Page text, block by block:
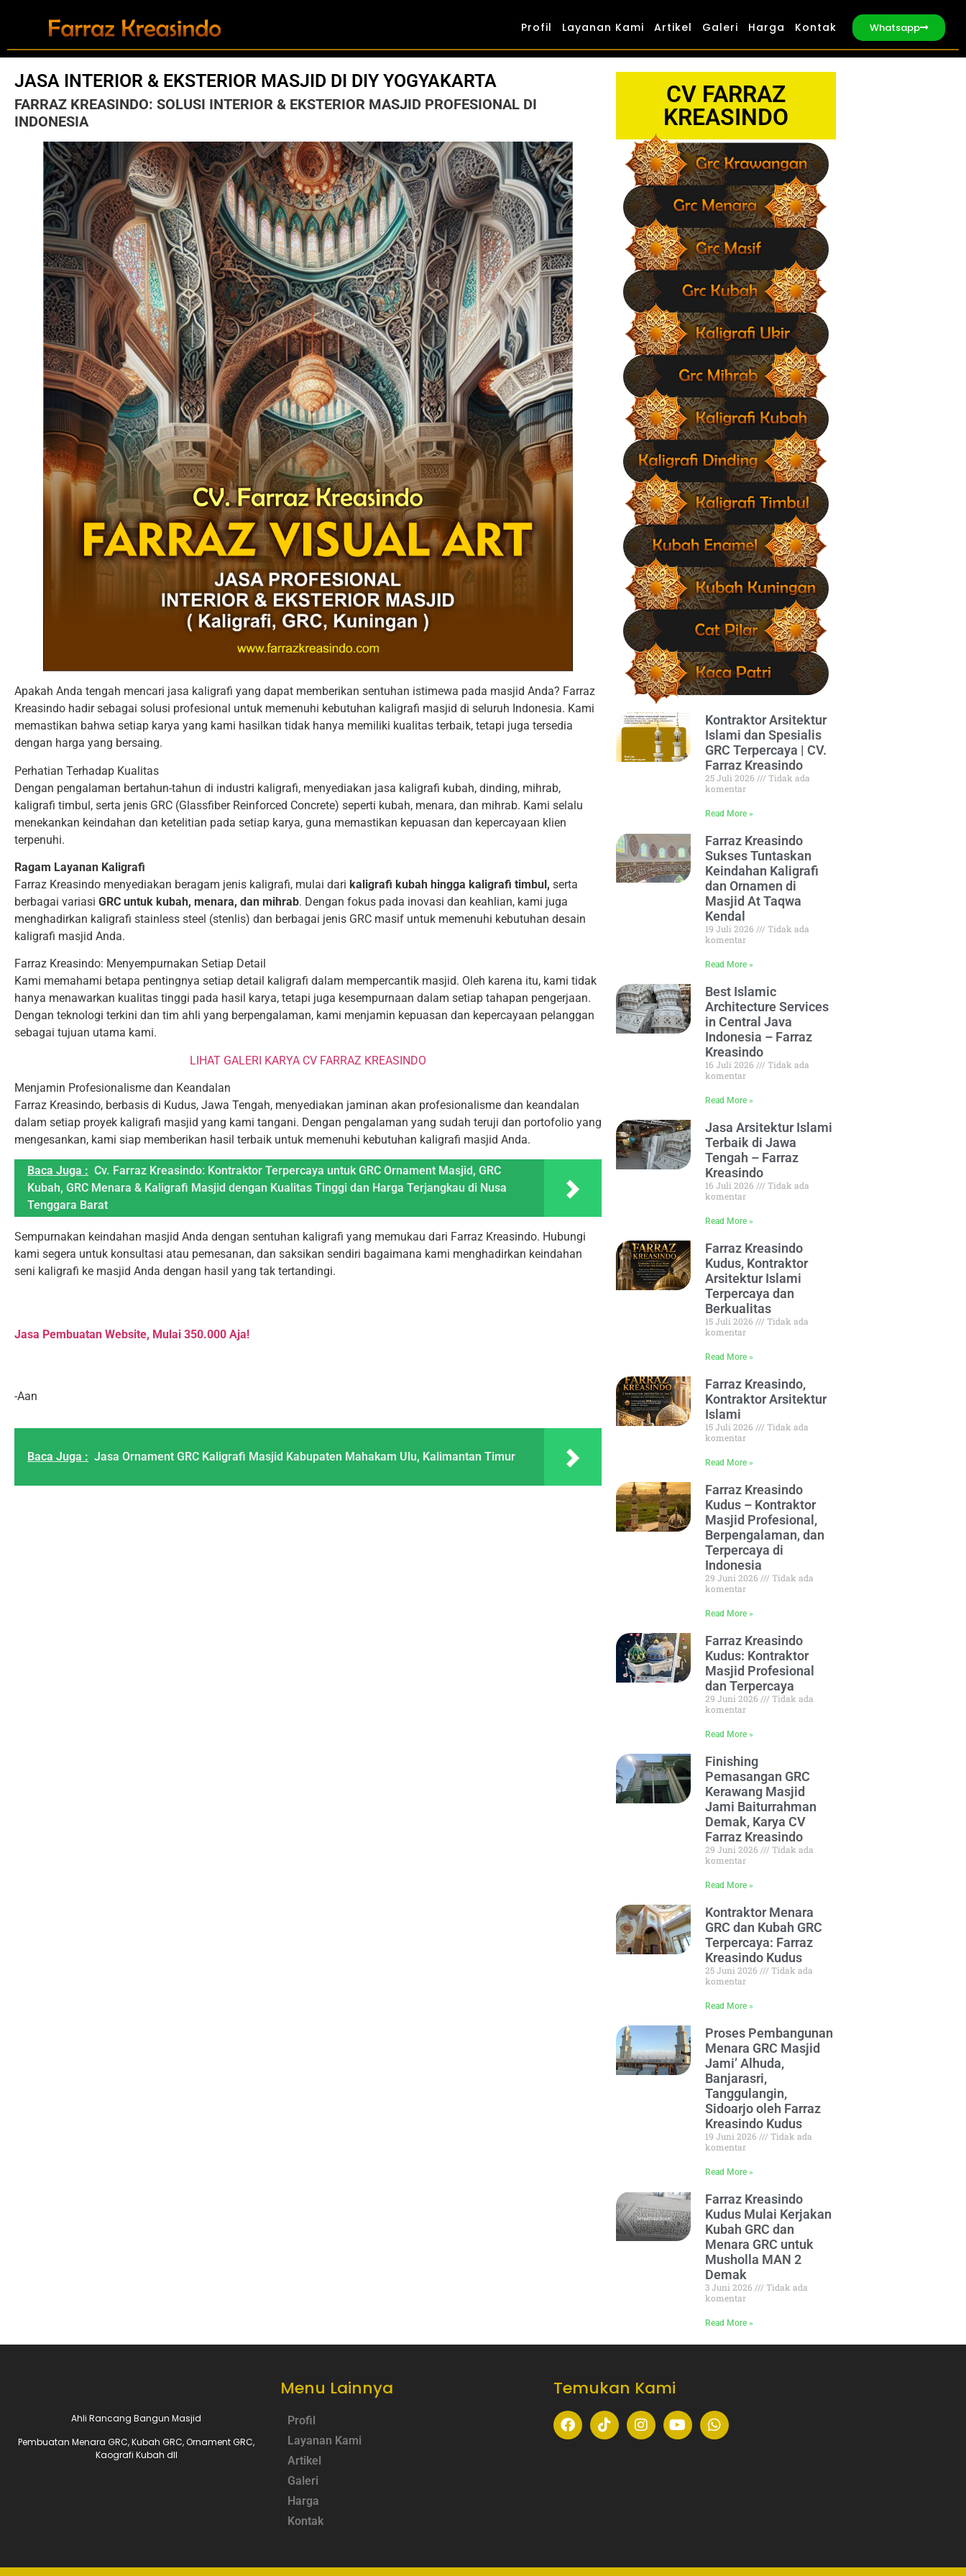
Profil Layanan Kami Artikel Galeri Harga Kontak Whatsapp
JASA INTERIOR & EKSTERIOR MASJID DI DIY YOGYAKARTA
FARRAZ KREASINDO: SOLUSI INTERIOR & EKSTERIOR MASJID PROFESIONAL DI
INDONESIA
Apakah Anda tengah mencari jasa kaligrafi yang dapat memberikan sentuhan istimewa pada masjid Anda? Farraz
Kreasindo hadir sebagai solusi profesional untuk memenuhi kebutuhan kaligrafi masjid di seluruh Indonesia. Kami
memastikan bahwa setiap karya yang kami hasilkan tidak hanya memiliki kualitas terbaik, tetapi juga tersedia
dengan harga yang bersaing.
Perhatian Terhadap Kualitas
Dengan pengalaman bertahun-tahun di industri kaligrafi, menyediakan jasa kaligrafi kubah, dinding, mihrab,
kaligrafi timbul, serta jenis GRC (Glassfiber Reinforced Concrete) seperti kubah, menara, dan mihrab. Kami selalu
menekankan keindahan dan ketelitian pada setiap karya, guna memastikan kepuasan dan kepercayaan klien
terpenuhi.
Ragam Layanan Kaligrafi
Farraz Kreasindo menyediakan beragam jenis kaligrafi, mulai dari kaligrafi kubah hingga kaligrafi timbul, serta
berbagai variasi GRC untuk kubah, menara, dan mihrab. Dengan fokus pada inovasi dan keahlian, kami juga
menghadirkan kaligrafi stainless steel (stenlis) dan berbagai jenis GRC masif untuk memenuhi kebutuhan desain
kaligrafi masjid Anda.
Farraz Kreasindo: Menyempurnakan Setiap Detail
Kami memahami betapa pentingnya setiap detail kaligrafi dalam mempercantik masjid. Oleh karena itu, kami tidak
hanya menawarkan kualitas tinggi pada hasil karya, tetapi juga kesempurnaan dalam setiap tahapan pengerjaan.
Dengan teknologi terkini dan tim ahli yang berpengalaman, kami menjamin kepuasan dan kepercayaan pelanggan
sebagai tujuan utama kami.
LIHAT GALERI KARYA CV FARRAZ KREASINDO
Menjamin Profesionalisme dan Keandalan
Farraz Kreasindo, berbasis di Kudus, Jawa Tengah, menyediakan jaminan akan profesionalisme dan keandalan
dalam setiap proyek kaligrafi masjid yang kami tangani. Dengan pengalaman yang sudah teruji dan portofolio yang
mengesankan, kami siap memberikan hasil terbaik untuk memenuhi kebutuhan kaligrafi masjid Anda.
Baca Juga : Cv. Farraz Kreasindo: Kontraktor Terpercaya untuk GRC Ornament Masjid, GRC
Kubah, GRC Menara & Kaligrafi Masjid dengan Kualitas Tinggi dan Harga Terjangkau di Nusa
Tenggara Barat
Sempurnakan keindahan masjid Anda dengan sentuhan kaligrafi yang memukau dari Farraz Kreasindo. Hubungi
kami segera untuk konsultasi atau pemesanan, dan saksikan sendiri bagaimana kami menghadirkan keindahan
seni kaligrafi ke masjid Anda dengan hasil yang tak tertandingi.
Jasa Pembuatan Website, Mulai 350.000 Aja!
-Aan
Baca Juga : Jasa Ornament GRC Kaligrafi Masjid Kabupaten Mahakam Ulu, Kalimantan Timur
CV FARRAZ
KREASINDO
Kontraktor Arsitektur
Islami dan Spesialis
GRC Terpercaya | CV.
Farraz Kreasindo
25 Juli 2026
Tidak ada
komentar
Read More »
Farraz Kreasindo
Sukses Tuntaskan
Keindahan Kaligrafi
dan Ornamen di
Masjid At Taqwa
Kendal
19 Juli 2026
Tidak ada
komentar
Read More »
Best Islamic
Architecture Services
in Central Java
Indonesia – Farraz
Kreasindo
16 Juli 2026
Tidak ada
komentar
Read More »
Jasa Arsitektur Islami
Terbaik di Jawa
Tengah – Farraz
Kreasindo
16 Juli 2026
Tidak ada
komentar
Read More »
Farraz Kreasindo
Kudus, Kontraktor
Arsitektur Islami
Terpercaya dan
Berkualitas
15 Juli 2026
Tidak ada
komentar
Read More »
Farraz Kreasindo,
Kontraktor Arsitektur
Islami
15 Juli 2026
Tidak ada
komentar
Read More »
Farraz Kreasindo
Kudus – Kontraktor
Masjid Profesional,
Berpengalaman, dan
Terpercaya di
Indonesia
29 Juni 2026
Tidak ada
komentar
Read More »
Farraz Kreasindo
Kudus: Kontraktor
Masjid Profesional
dan Terpercaya
29 Juni 2026
Tidak ada
komentar
Read More »
Finishing
Pemasangan GRC
Kerawang Masjid
Jami Baiturrahman
Demak, Karya CV
Farraz Kreasindo
29 Juni 2026
Tidak ada
komentar
Read More »
Kontraktor Menara
GRC dan Kubah GRC
Terpercaya: Farraz
Kreasindo Kudus
25 Juni 2026
Tidak ada
komentar
Read More »
Proses Pembangunan
Menara GRC Masjid
Jami’ Alhuda,
Banjarasri,
Tanggulangin,
Sidoarjo oleh Farraz
Kreasindo Kudus
19 Juni 2026
Tidak ada
komentar
Read More »
Farraz Kreasindo
Kudus Mulai Kerjakan
Kubah GRC dan
Menara GRC untuk
Musholla MAN 2
Demak
3 Juni 2026
Tidak ada
komentar
Read More »
Ahli Rancang Bangun Masjid
Pembuatan Menara GRC, Kubah GRC, Ornament GRC,
Kaografi Kubah dll
Menu Lainnya
Profil
Layanan Kami
Artikel
Galeri
Harga
Kontak
Temukan Kami